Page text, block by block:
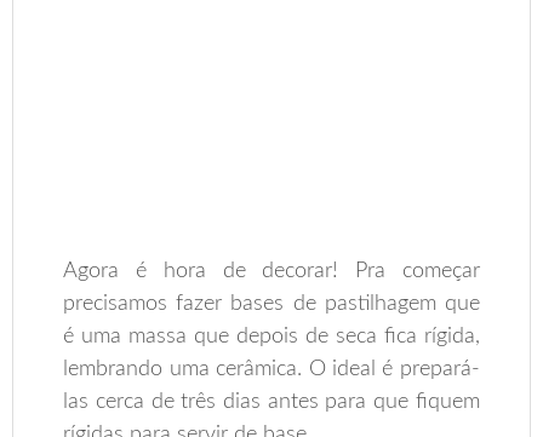
Agora é hora de decorar! Pra começar
precisamos fazer bases de pastilhagem que
é uma massa que depois de seca fica rígida,
lembrando uma cerâmica. O ideal é prepará-
las cerca de três dias antes para que fiquem